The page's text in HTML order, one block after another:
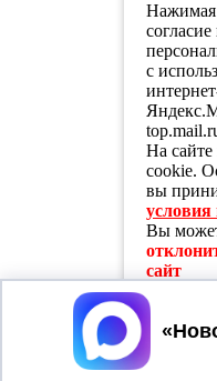
Нажимая
с
На сайте
cookie.
вы
условия
Вы
сайт